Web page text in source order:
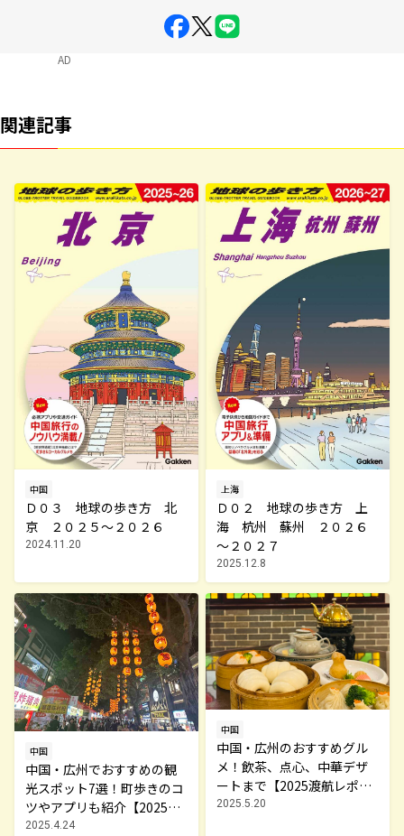
AD
関連記事
中国
Ｄ０３ 地球の歩き方 北
京 ２０２５～２０２６
2024.11.20
上海
Ｄ０２ 地球の歩き方 上
海 杭州 蘇州 ２０２６
～２０２７
2025.12.8
中国
中国・広州でおすすめの観
光スポット7選！町歩きのコ
ツやアプリも紹介【2025渡
航レポート】
2025.4.24
中国
中国・広州のおすすめグル
メ！飲茶、点心、中華デザ
ートまで【2025渡航レポー
ト】
2025.5.20